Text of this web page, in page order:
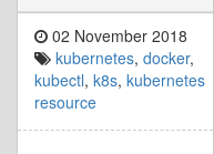
02 November 2018
kubernetes, docker,
kubectl, k8s, kubernetes
resource